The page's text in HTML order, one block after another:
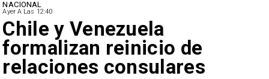
NACIONAL
Ayer A Las 12:40
Feriantes rechazan dichos
de Camila Flores sobre
Fabiola Campillai